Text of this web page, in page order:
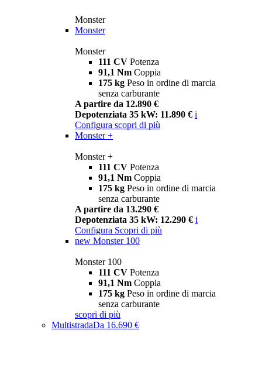
Monster
Monster
Monster
111 CV Potenza
91,1 Nm Coppia
175 kg Peso in ordine di marcia
senza carburante
A partire da 12.890 €
Depotenziata 35 kW: 11.890 € i
Configura scopri di più
Monster +
Monster +
111 CV Potenza
91,1 Nm Coppia
175 kg Peso in ordine di marcia
senza carburante
A partire da 13.290 €
Depotenziata 35 kW: 12.290 € i
Configura Scopri di più
new Monster 100
Monster 100
111 CV Potenza
91,1 Nm Coppia
175 kg Peso in ordine di marcia
senza carburante
scopri di più
MultistradaDa 16.690 €